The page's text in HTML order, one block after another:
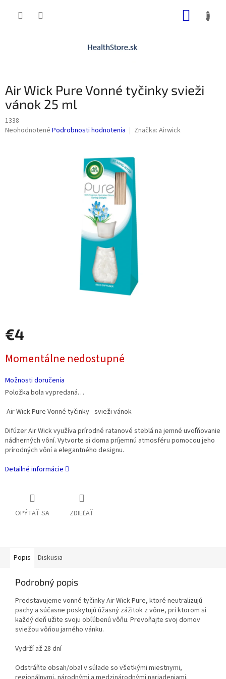
Air Wick Pure Vonné tyčinky svieži
vánok 25 ml
1338
Priemerné
Neohodnotené Podrobnosti hodnotenia Značka: Airwick
€4
cena:
Momentálne nedostupné
Možnosti doručenia
Položka bola vypredaná…
Air Wick Pure Vonné tyčinky - svieži vánok
Difúzer Air Wick využíva prírodné ratanové steblá na jemné uvoľňovanie
nádherných vôní. Vytvorte si doma príjemnú atmosféru pomocou jeho
prírodných vôní a elegantného designu.
Detailné informácie
OPÝTAŤ SA ZDIEĽAŤ
Popis Diskusia
Podrobný popis
Predstavujeme vonné tyčinky Air Wick Pure, ktoré neutralizujú
pachy a súčasne poskytujú úžasný zážitok z vône, pri ktorom si
každý deň užite svoju obľúbenú vôňu. Prevoňajte svoj domov
sviežou vôňou jarného vánku.
Vydrží až 28 dní
Odstráňte obsah/obal v súlade so všetkými miestnymi,